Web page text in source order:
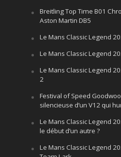
Breitling Top Time B01
Aston Martin DB5
Le Mans Classic Legend
Le Mans Classic Legend
Le Mans Classic Legend
2
Festival of Speed
silencieuse d’un V12 qui
Le Mans Classic Legend
le début d’un autre ?
Le Mans Classic Legend